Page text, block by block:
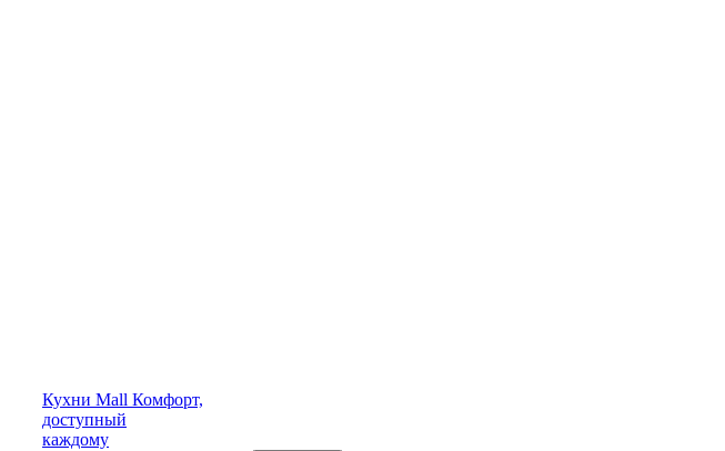
Кухни Mall Комфорт,
доступный
каждому